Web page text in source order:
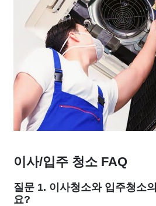
이사/입주 청소 FAQ
질문 1. 이사청소와 입주청소
요?